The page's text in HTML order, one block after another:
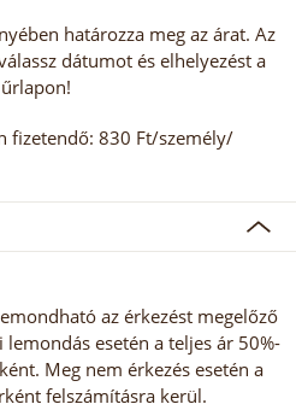
határozza meg az árat. Az
dátumot és elhelyezést a
fizetendő: 830 Ft/személy/
az érkezést megelőző
esetén a teljes ár 50%-
Meg nem érkezés esetén a
felszámításra kerül.